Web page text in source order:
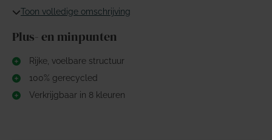
Toon volledige omschrijving
Plus- en minpunten
Rijke, voelbare structuur
100% gerecycled
Verkrijgbaar in 8 kleuren